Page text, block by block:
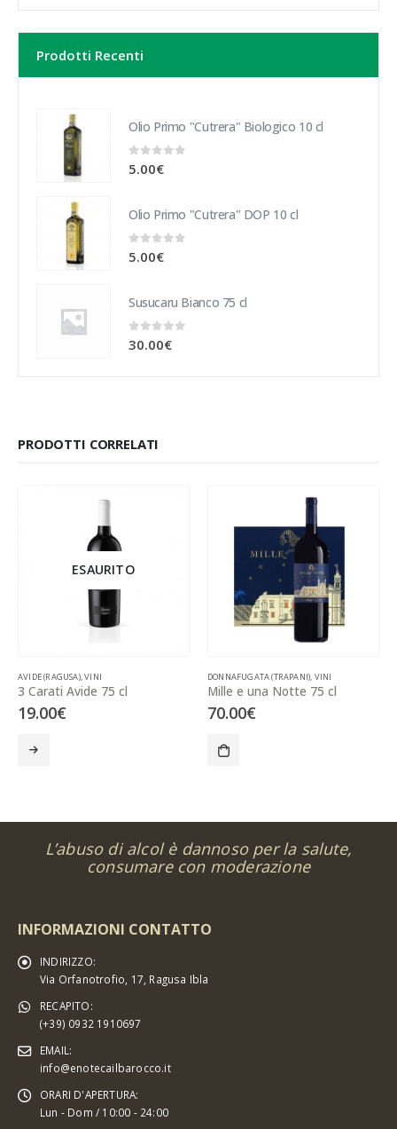
Prodotti Recenti
Olio Primo "Cutrera" Biologico 10 cl
0 Su 5
5.00€
Olio Primo "Cutrera" DOP 10 cl
0 Su 5
5.00€
Susucaru Bianco 75 cl
0Su 5
30.00€
PRODOTTI CORRELATI
ESAURITO
AVIDE (RAGUSA),VINI
3 Carati Avide 75 cl
19.00€
DONNAFUGATA (TRAPANI), VINI
Mille e una Notte 75 cl
70.00€
L’abuso di alcol è dannoso per la salute,
consumare con moderazione
INFORMAZIONI CONTATTO
INDIRIZZO:
Via Orfanotrofio, 17, Ragusa Ibla
RECAPITO:
(+39) 0932 1910697
EMAIL:
info@enotecailbarocco.it
ORARI D'APERTURA:
Lun - Dom / 10:00 - 24:00